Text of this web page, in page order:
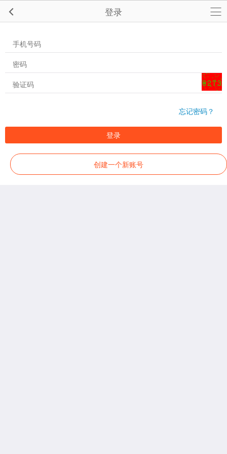
登录
忘记密码？
登录
创建一个新账号